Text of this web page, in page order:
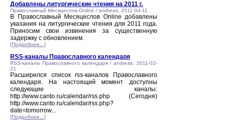
Добавлены литургические чтения на 2011 г.
Православный Месяцеслов Online / andreas, 2011-04-11
В Православный Месяцеслов Online добавлены
указания на литургические чтения для 2011 года.
Приносим свои извинения за существенную
задержку с обновлением.
[Подробнее...]
RSS-каналы Православного календаря
RSS-каналы Православного календаря / andreas, 2011-02-
21
Расширился список rss-каналов Православного
календаря. На настоящий момент доступны
следующие каналы:
http://www.canto.ru/calendar/rss.php (Сегодня)
http://www.canto.ru/calendar/rss.php?
date=tomorrow...
[Подробнее...]